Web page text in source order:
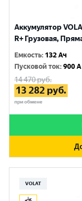
Аккумулятор
R+ Грузовая,
Емкость: 132 Ач
Пусковой ток:900 A
14 470руб.
13 282 руб.
при обмене
VOLAT